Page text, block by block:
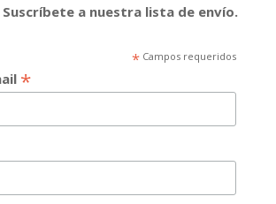
Suscríbete a nuestra lista de envío.
*Campos requeridos
*